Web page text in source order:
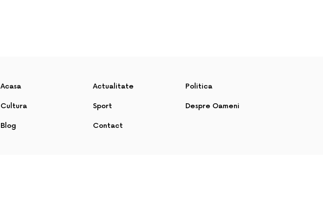
Acasa Actualitate Politica
Cultura Sport Despre Oameni
Blog Contact